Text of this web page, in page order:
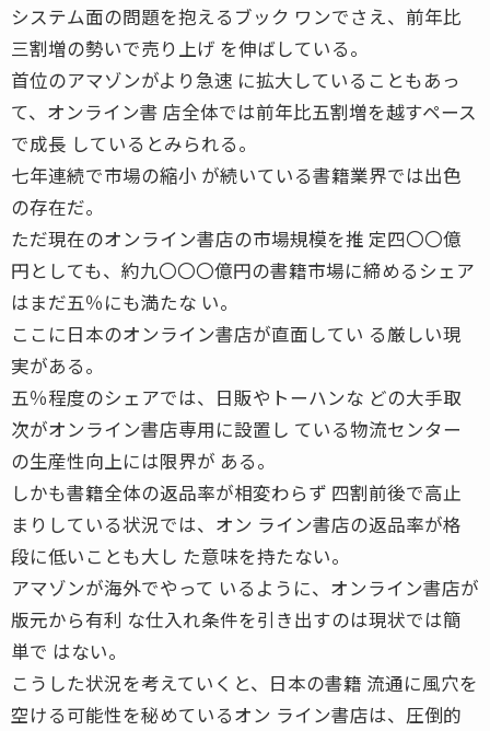
システム面の問題を抱えるブック ワンでさえ、前年比
三割増の勢いで売り上げ を伸ばしている。
首位のアマゾンがより急速 に拡大していることもあっ
て、オンライン書 店全体では前年比五割増を越すペース
で成長 しているとみられる。
七年連続で市場の縮小 が続いている書籍業界では出色
の存在だ。
ただ現在のオンライン書店の市場規模を推 定四〇〇億
円としても、約九〇〇〇億円の書籍市場に締めるシェア
はまだ五％にも満たな い。
ここに日本のオンライン書店が直面してい る厳しい現
実がある。
五％程度のシェアでは、日販やトーハンな どの大手取
次がオンライン書店専用に設置し ている物流センター
の生産性向上には限界が ある。
しかも書籍全体の返品率が相変わらず 四割前後で高止
まりしている状況では、オン ライン書店の返品率が格
段に低いことも大し た意味を持たない。
アマゾンが海外でやって いるように、オンライン書店が
版元から有利 な仕入れ条件を引き出すのは現状では簡
単で はない。
こうした状況を考えていくと、日本の書籍 流通に風穴を
空ける可能性を秘めているオン ライン書店は、圧倒的